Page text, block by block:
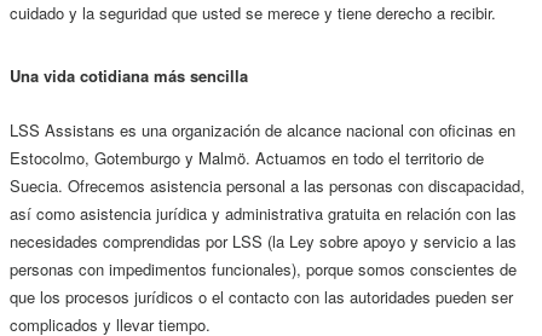
cuidado y la seguridad que usted se merece y tiene derecho a recibir.
Una vida cotidiana más sencilla
LSS Assistans es una organización de alcance nacional con oficinas en
Estocolmo, Gotemburgo y Malmö. Actuamos en todo el territorio de
Suecia. Ofrecemos asistencia personal a las personas con discapacidad,
así como asistencia jurídica y administrativa gratuita en relación con las
necesidades comprendidas por LSS (la Ley sobre apoyo y servicio a las
personas con impedimentos funcionales), porque somos conscientes de
que los procesos jurídicos o el contacto con las autoridades pueden ser
complicados y llevar tiempo.